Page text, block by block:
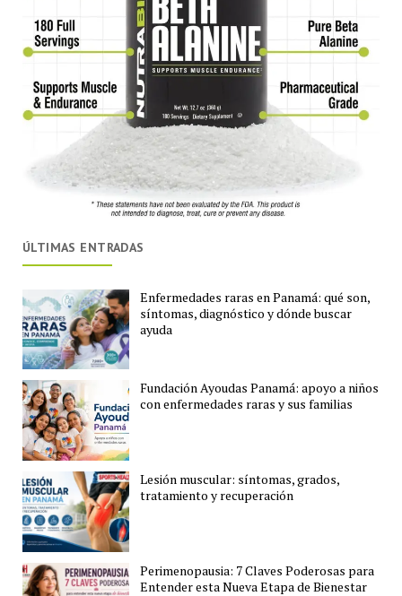
ÚLTIMAS ENTRADAS
Enfermedades raras en Panamá: qué son,
síntomas, diagnóstico y dónde buscar
ayuda
Fundación Ayoudas Panamá: apoyo a niños
con enfermedades raras y sus familias
Lesión muscular: síntomas, grados,
tratamiento y recuperación
Perimenopausia: 7 Claves Poderosas para
Entender esta Nueva Etapa de Bienestar